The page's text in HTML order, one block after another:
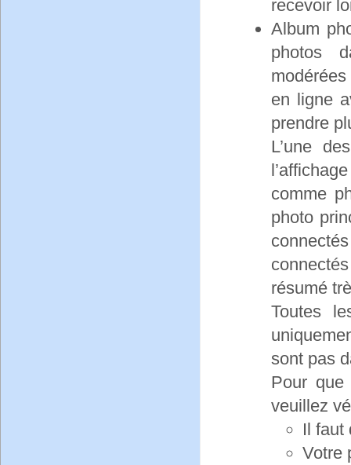
recevoir
Album
photos
en ligne
prendre
L’une
comme
photo
résumé
Toutes
sont pas
Pour que
veuillez
Il faut
Votre